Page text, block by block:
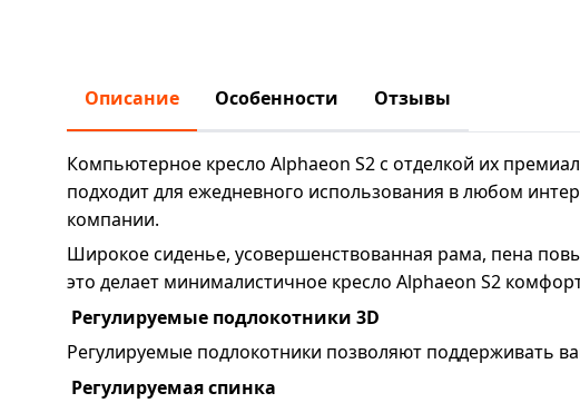
Описание Особенности Отзывы
Компьютерное кресло Alphaeon S2 с отделкой их
подходит для ежедневного использования в любом
компании.
Широкое сиденье, усовершенствованная рама, пена
это делает минималистичное кресло Alphaeon S2
Регулируемые подлокотники 3D
Регулируемые подлокотники позволяют поддерживать
Регулируемая спинка